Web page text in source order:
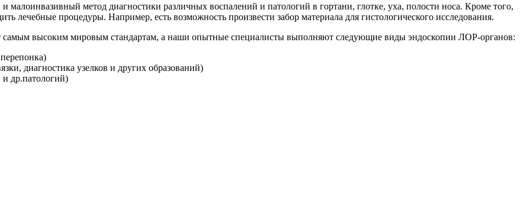
метод диагностики различных воспалений и патологий в гортани, глотке, уха, полости носа. Кроме того,
лечебные процедуры. Например, есть возможность произвести забор материала для гистологического исследования.
самым высоким мировым стандартам, а наши опытные специалисты выполняют следующие виды эндоскопии ЛОР-органов:
диагностика узелков и других образований)
др.патологий)